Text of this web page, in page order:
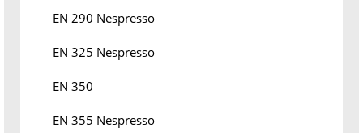
EN 290 Nespresso
EN 325 Nespresso
EN 350
EN 355 Nespresso